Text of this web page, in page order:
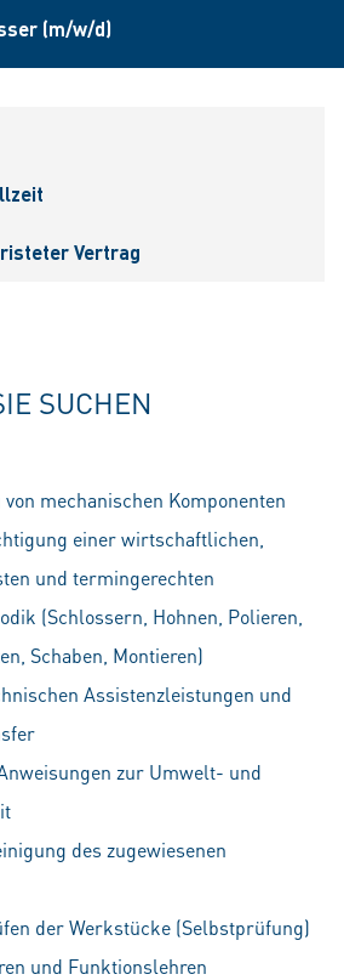
(m/w/d)
Vertrag
SUCHEN
mechanischen Komponenten
einer wirtschaftlichen,
und termingerechten
(Schlossern, Hohnen, Polieren,
Schaben, Montieren)
Assistenzleistungen und
zur Umwelt- und
des zugewiesenen
der Werkstücke (Selbstprüfung)
und Funktionslehren